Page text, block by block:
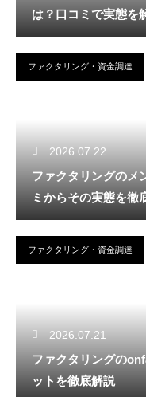
は？口コミで実態を
ファクタリング・資金調達
2026.07.22
ファクタリングのメ
ミからその実態を徹
ファクタリング・資金調達
2026.07.21
ファクタリングの
ットを徹底解説